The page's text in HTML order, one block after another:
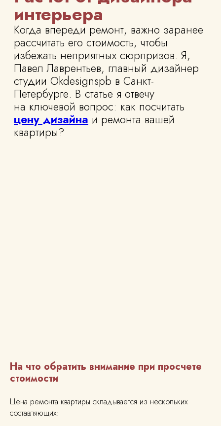
Петербурге. В статье я отвечу
на ключевой вопрос: как посчитать
цену дизайнаи ремонта вашей
квартиры?
На что обратить внимание при просчете
стоимости
Цена ремонта квартиры складывается из нескольких
составляющих: